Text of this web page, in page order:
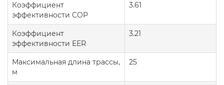
Коэффициент
эффективности COP
3.61
Коэффициент
эффективности EER
3.21
Максимальная длина трассы,
м
25